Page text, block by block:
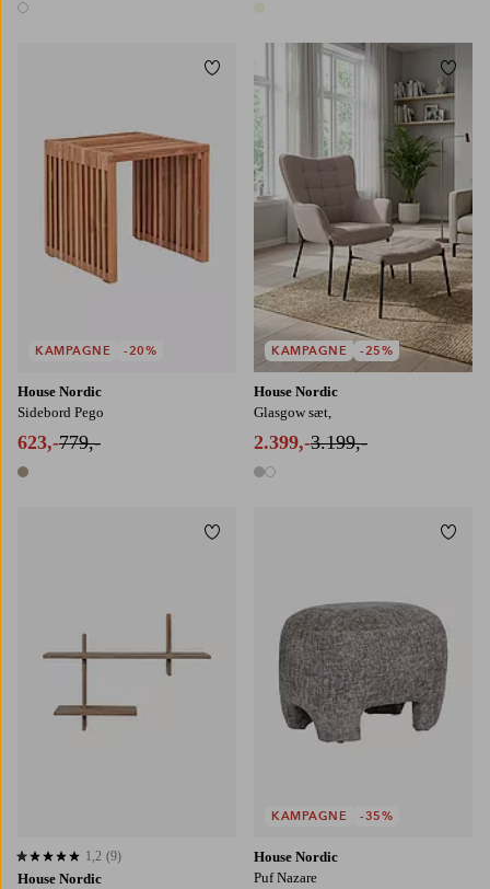
1 farve
House Nordic
Sidebord Pego
623,-779,-
1 farve
KAMPAGNE -20%
Tilføj til favoritter
House Nordic
Glasgow sæt,
2.399,-3.199,-
2 farver
KAMPAGNE -25%
House Nordic
1,2 baseret på 9 bedømmelser
1,2 (9)
Tilføj til favoritter
House Nordic
Puf Nazare
KAMPAGNE -35%